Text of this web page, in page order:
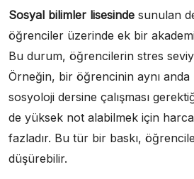
Sosyal bilimler lisesinde sunulan
öğrenciler üzerinde ek bir
Bu durum, öğrencilerin stres
Örneğin, bir öğrencinin aynı
sosyoloji dersine çalışması
de yüksek not alabilmek için
fazladır. Bu tür bir baskı,
düşürebilir.